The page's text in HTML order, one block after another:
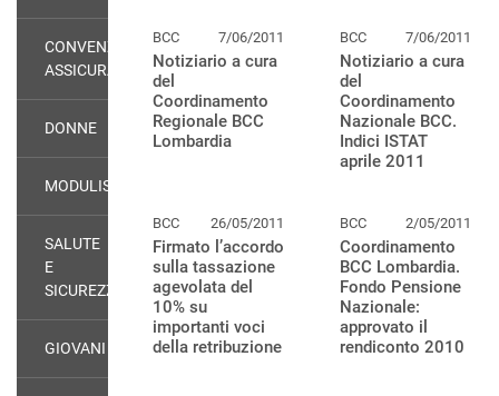
CONVENZIONI
ASSICURATIVE
DONNE
MODULISTICA
SALUTE
E
SICUREZZA
GIOVANI
BCC 7/06/2011
Notiziario a cura
del
Coordinamento
Regionale BCC
Lombardia
BCC 7/06/2011
Notiziario a cura
del
Coordinamento
Nazionale BCC.
Indici ISTAT
aprile 2011
BCC 26/05/2011
Firmato l’accordo
sulla tassazione
agevolata del
10% su
importanti voci
della retribuzione
BCC 2/05/2011
Coordinamento
BCC Lombardia.
Fondo Pensione
Nazionale:
approvato il
rendiconto 2010